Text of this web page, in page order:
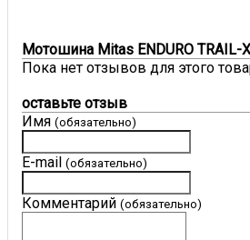
Мотошина Mitas ENDURO
Пока нет отзывов для этого
оставьте отзыв
Имя (обязательно)
E-mail (обязательно)
Комментарий (обязательно)